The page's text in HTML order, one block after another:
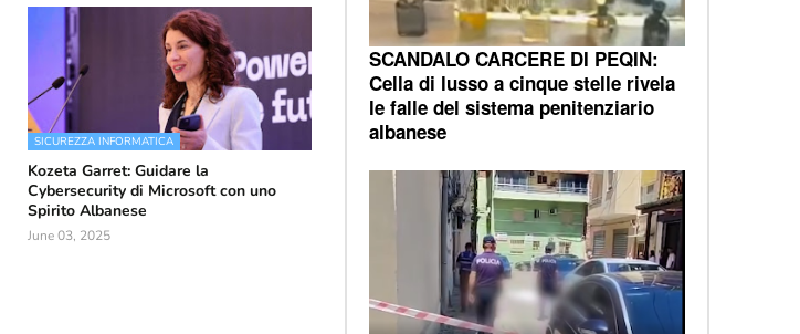
SICUREZZA INFORMATICA
Kozeta Garret: Guidare la
Cybersecurity di Microsoft con uno
Spirito Albanese
June 03, 2025
SCANDALO CARCERE DI PEQIN:
Cella di lusso a cinque stelle rivela
le falle del sistema penitenziario
albanese